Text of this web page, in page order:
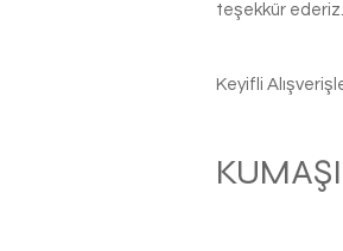
teşekkür ederiz.
Keyifli